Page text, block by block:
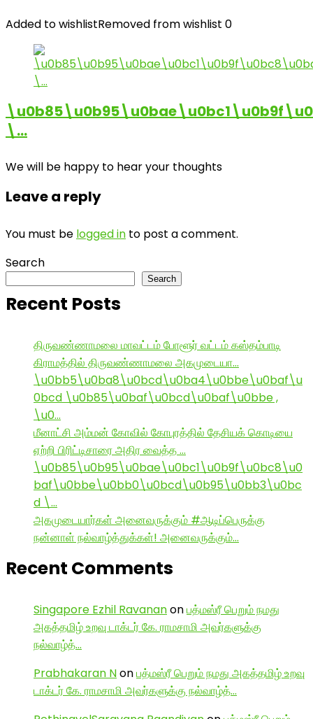
Added to wishlistRemoved from wishlist 0
\…
We will be happy to hear your thoughts
Leave a reply
You must be logged in to post a comment.
Search
Search
Recent Posts
திருவண்ணாமலை மாவட்டம் போளூர் வட்டம் கஸ்தம்பாடி
கிராமத்தில் திருவண்ணாமலை அகமுடையா…
\u0bb5\u0ba8\u0bcd\u0ba4\u0bbe\u0baf\u
0bcd \u0b85\u0baf\u0bcd\u0baf\u0bbe ,
\u0…
மீனாட்சி அம்மன் கோவில் கோபுரத்தில் தேசியக் கொடியை
ஏற்றி பிரிட்டிசாரை அதிர வைத்த …
\u0b85\u0b95\u0bae\u0bc1\u0b9f\u0bc8\u0
baf\u0bbe\u0bb0\u0bcd\u0b95\u0bb3\u0bc
d \…
அகமுடையார்கள் அனைவருக்கும் #ஆடிப்பெருக்கு
நன்னாள் நல்வாழ்த்துக்கள்! அனைவருக்கும்…
Recent Comments
Singapore Ezhil Ravananonபத்மஸ்ரீ பெறும் நமது
அகத்தமிழ் உறவு டாக்டர் கே. ராமசாமி அவர்களுக்கு
நல்வாழ்த்…
Prabhakaran Nonபத்மஸ்ரீ பெறும் நமது அகத்தமிழ் உறவு
டாக்டர் கே. ராமசாமி அவர்களுக்கு நல்வாழ்த்…